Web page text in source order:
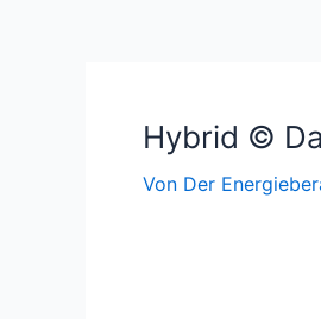
Hybrid ©
Von Der